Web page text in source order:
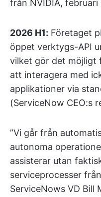
från NVIDIA, februari
2026 H1: Företaget
öppet verktygs-API
vilket gör det möjligt
att interagera med
applikationer via
(ServiceNow CEO:s
”Vi går från
autonoma
assisterar utan
serviceprocesser
ServiceNows VD Bill